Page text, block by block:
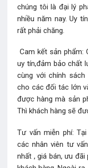
chúng tôi là đại lý
nhiều năm nay. Uy
rất phải chăng.
Cam kết sản phẩm:
uy tín,đảm bảo chất
cùng với chính
cho các đối tác lớn
được hàng mà sản
Thì khách hàng sẽ
Tư vấn miễn phí:
các nhân viên tư
nhất , giá bán, ưu